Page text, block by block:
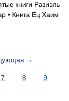
книги Разиэль
• Книга Ец Хаим
→
7 8
9